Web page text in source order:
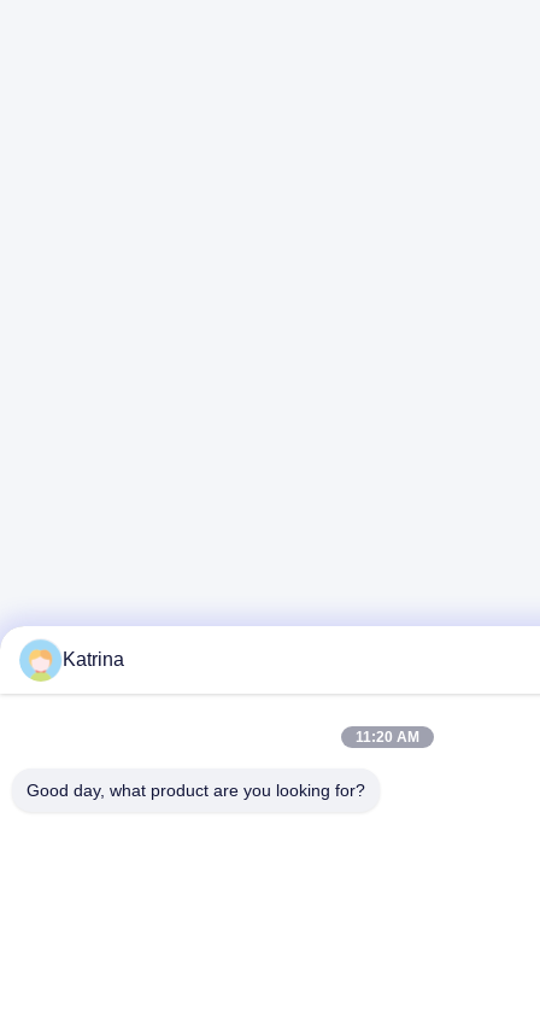
Katrina
11:20 AM
Good day, what product are you looking for?